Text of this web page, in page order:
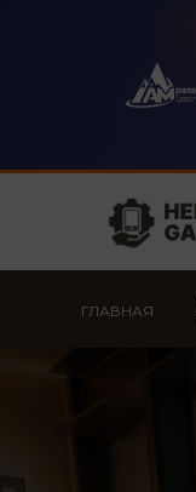
ГЛАВНАЯ